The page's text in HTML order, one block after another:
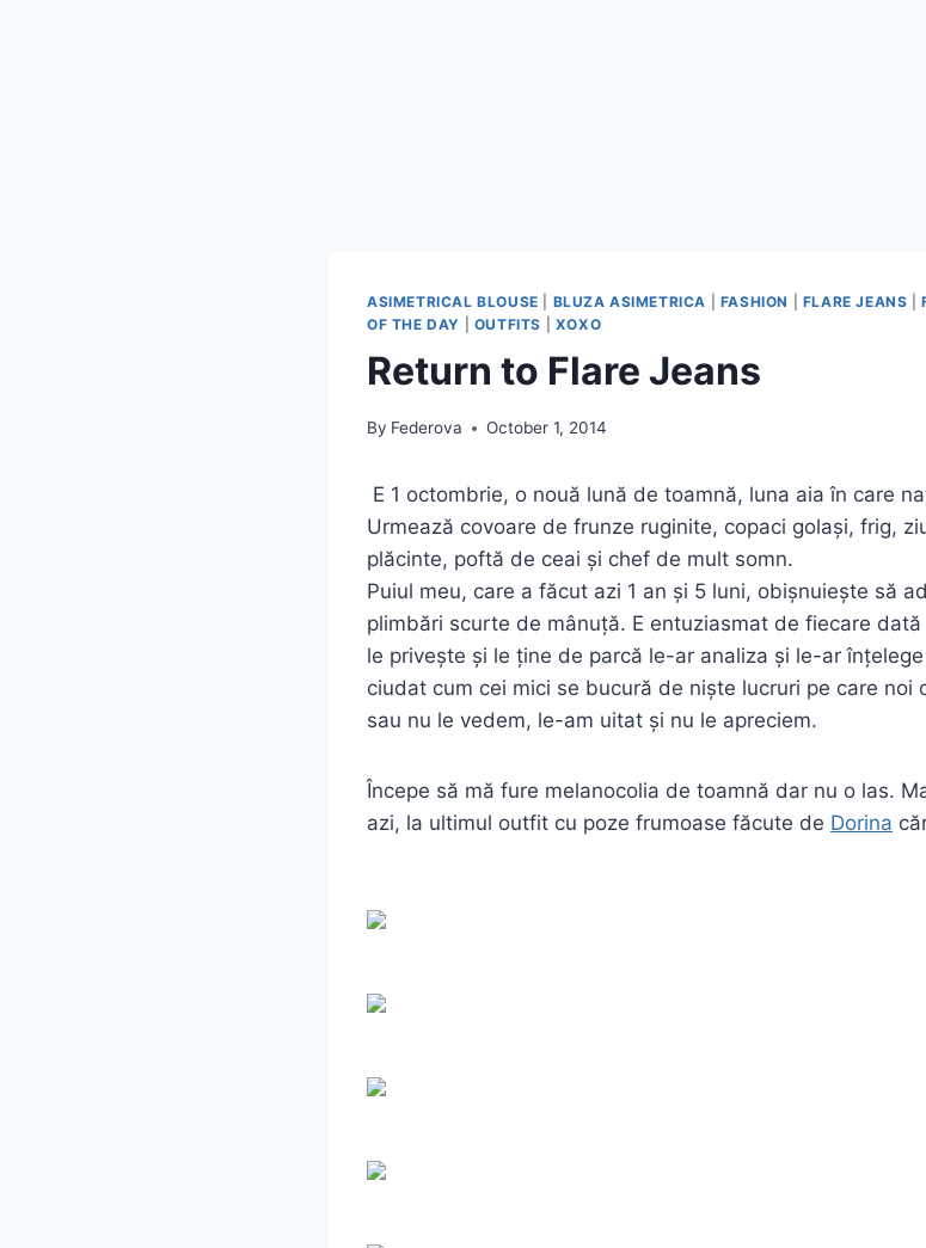
ASIMETRICAL BLOUSE BLUZA ASIMETRICA FASHION FLARE JEANS |
OF THE DAY
OUTFITS XOXO
Return to Flare Jeans
By Federova October 1, 2014
E 1 octombrie, o nouă lună de toamnă, luna aia în care
Urmează covoare de frunze ruginite, copaci golași, frig,
plăcinte, poftă de ceai și chef de mult somn.
Puiul meu, care a făcut azi 1 an și 5 luni, obișnuiește să
plimbări scurte de mânuță. E entuziasmat de fiecare
le privește și le ține de parcă le-ar analiza și le-ar
ciudat cum cei mici se bucură de niște lucruri pe care noi
sau nu le vedem, le-am uitat și nu le apreciem.
Începe să mă fure melanocolia de toamnă dar nu o las.
azi, la ultimul outfit cu poze frumoase făcute de Dorina